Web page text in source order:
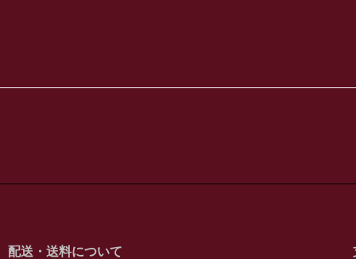
配送・送料について